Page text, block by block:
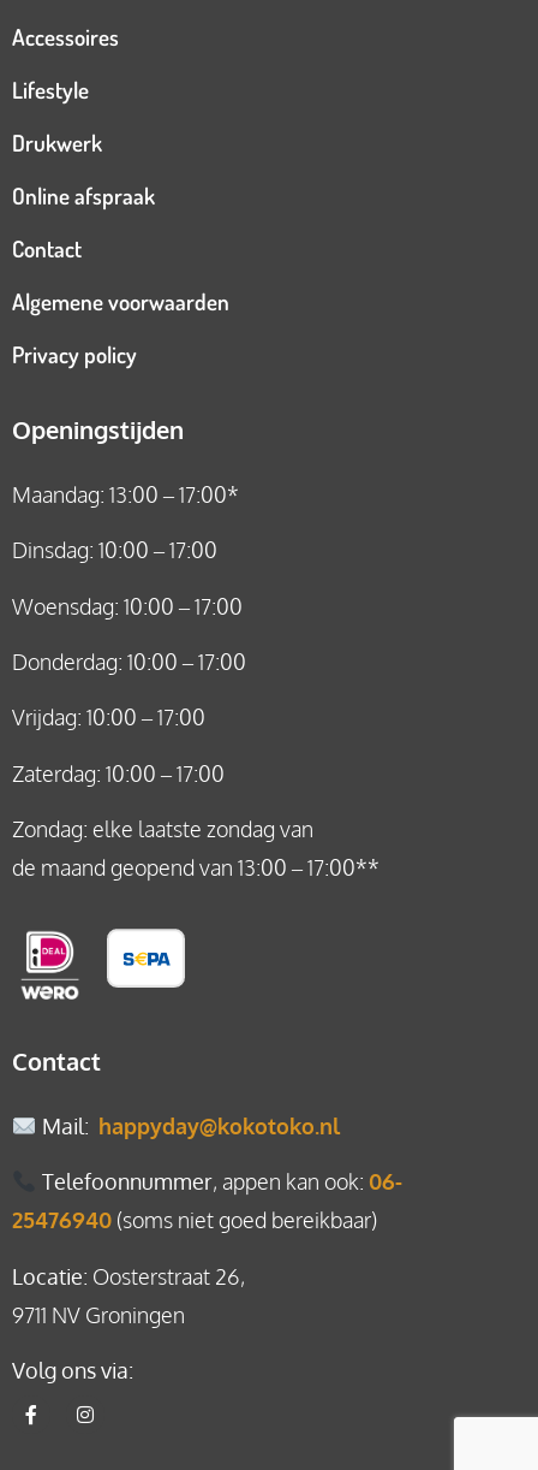
Accessoires
Lifestyle
Drukwerk
Online afspraak
Contact
Algemene voorwaarden
Privacy policy
Openingstijden
Maandag: 13:00 – 17:00*
Dinsdag: 10:00 – 17:00
Woensdag: 10:00 – 17:00
Donderdag: 10:00 – 17:00
Vrijdag: 10:00 – 17:00
Zaterdag: 10:00 – 17:00
Zondag: elke laatste zondag van
de maand geopend van 13:00 – 17:00**
Contact
Mail: happyday@kokotoko.nl
Telefoonnummer, appen kan ook: 06-
25476940 (soms niet goed bereikbaar)
Locatie: Oosterstraat 26,
9711 NV Groningen
Volg ons via: